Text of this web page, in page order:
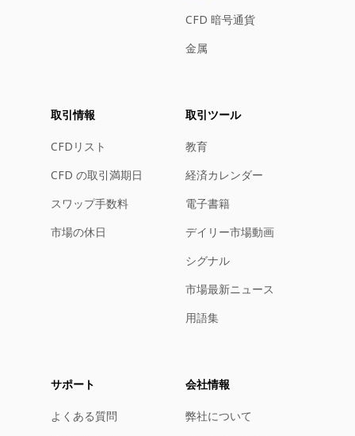
CFD 暗号通貨
金属
取引情報
CFDリスト
CFD の取引満期日
スワップ手数料
市場の休日
取引ツール
教育
経済カレンダー
電子書籍
デイリー市場動画
シグナル
市場最新ニュース
用語集
サポート
よくある質問
会社情報
弊社について